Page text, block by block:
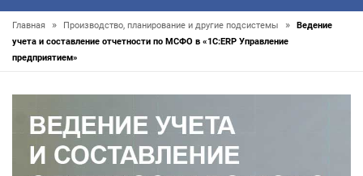
Главная » Производство, планирование и другие подсистемы »
Ведение
учета и составление отчетности по МСФО в «1С:ERP Управление
предприятием»